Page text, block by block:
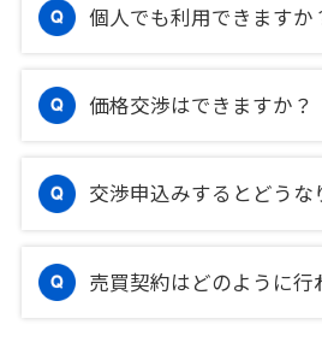
個人でも利用できますか
価格交渉はできますか？
交渉申込みするとどうな
売買契約はどのように行